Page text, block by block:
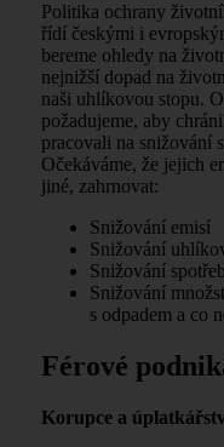
Politika ochrany
řídí českými i
bereme ohledy na
nejnižší dopad na
naši uhlíkovou stopu.
požadujeme, aby
pracovali na snižování
Očekáváme, že jejich
jiné, zahrnovat:
Snižování emisí
Snižování
Snižování
Snižování
s odpadem a co
Férové
Korupce a